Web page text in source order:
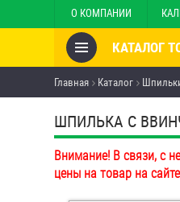
О КОМПАНИИ
КАТАЛОГ
Товары со
Анкеры
Антивандальный
инструмент
Болты и винты
Главная Каталог
ШПИЛЬКА C
Внимание! В связи, с
цены на товар на